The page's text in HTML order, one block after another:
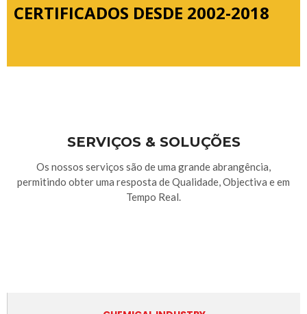
CERTIFICADOS DESDE 2002-2018
SERVIÇOS & SOLUÇÕES
Os nossos serviços são de uma grande abrangência,
permitindo obter uma resposta de Qualidade, Objectiva e em
Tempo Real.